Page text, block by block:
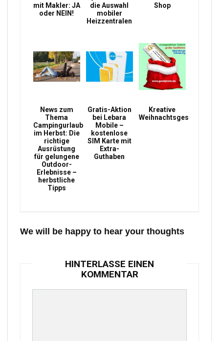
mit Makler: JA
oder NEIN!
die Auswahl
mobiler
Heizzentralen
Shop
News zum
Thema
Campingurlaub
im Herbst: Die
richtige
Ausrüstung
für gelungene
Outdoor-
Erlebnisse –
herbstliche
Tipps
Gratis-Aktion
bei Lebara
Mobile –
kostenlose
SIM Karte mit
Extra-
Guthaben
Kreative
Weihnachtsgeschenke
We will be happy to hear your thoughts
HINTERLASSE EINEN
KOMMENTAR